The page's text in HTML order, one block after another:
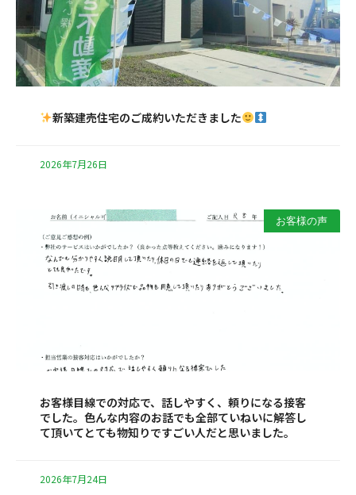
新築建売住宅のご成約いただきました
2026年7月26日
お客様の声
お客様目線での対応で、話しやすく、頼りになる接客
でした。色んな内容のお話でも全部ていねいに解答し
て頂いてとても物知りですごい人だと思いました。
2026年7月24日